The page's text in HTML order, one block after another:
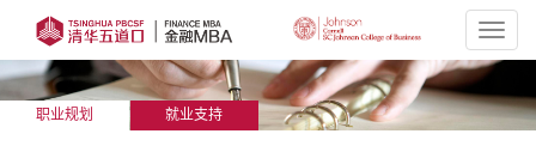
职业规划 就业支持